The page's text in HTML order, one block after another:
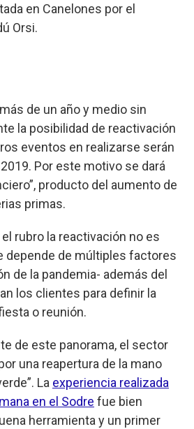
en Canelones por el
Orsi.
de un año y medio sin
la posibilidad de reactivación
eventos en realizarse serán
Por este motivo se dará
producto del aumento de
primas.
rubro la reactivación no es
depende de múltiples factores
de la pandemia- además del
los clientes para definir la
o reunión.
de este panorama, el sector
una reapertura de la mano
La experiencia realizada
en el Sodre fue bien
herramienta y un primer